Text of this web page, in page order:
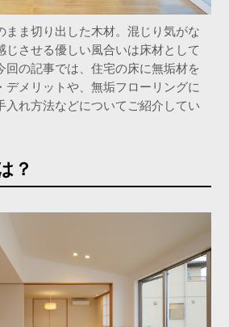
まま切り出した木材。混じり気がな
じさせる優しい風合いは床材として
回の記事では、住宅の床に無垢材を
デメリットや、無垢フローリングに
入れ方法などについてご紹介してい
？